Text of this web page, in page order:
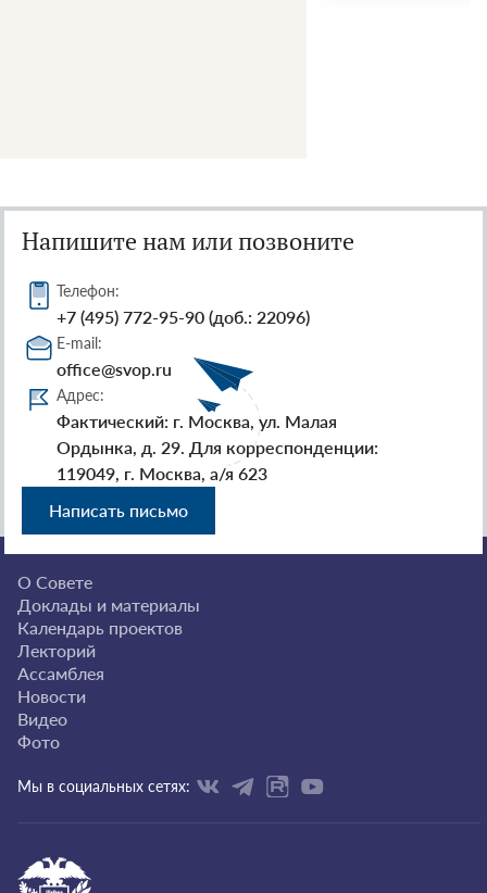
Напишите нам или позвоните
Телефон:
+7 (495) 772-95-90 (доб.: 22096)
E-mail:
office@svop.ru
Адрес:
Фактический: г. Москва, ул. Малая
Ордынка, д. 29. Для корреспонденции:
119049, г. Москва, а/я 623
Написать письмо
О Совете
Доклады и материалы
Календарь проектов
Лекторий
Ассамблея
Новости
Видео
Фото
Мы в социальных сетях: